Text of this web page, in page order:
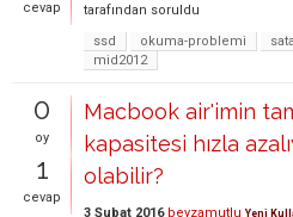
cevap
tarafından soruldu
ssd
okuma-problemi sata
mid2012
0
oy
1
cevap
Macbook air'imin
kapasitesi hızla
olabilir?
3 Şubat 2016 beyzamutlu Yeni